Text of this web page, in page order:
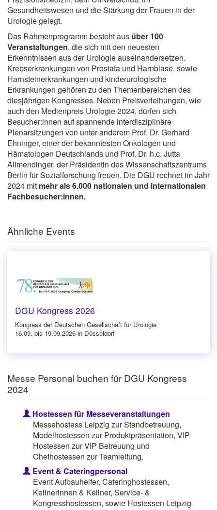
Gesundheitswesen und die Stärkung der Frauen in der
Urologie gelegt.
Das Rahmenprogramm besteht aus über 100
Veranstaltungen, die sich mit den neuesten
Erkenntnissen aus der Urologie auseinandersetzen.
Krebserkrankungen von Prostata und Harnblase, sowie
Harnsteinerkrankungen und kinderurologische
Erkrankungen gehören zu den Themenbereichen des
diesjährigen Kongresses. Neben Preisverleihungen, wie
auch den Medienpreis Urologie 2024, dürfen sich
Besucher:innen auf spannende interdisziplinäre
Plenarsitzungen von unter anderem Prof. Dr. Gerhard
Ehninger, einer der bekanntesten Onkologen und
Hämatologen Deutschlands und Prof. Dr. h.c. Jutta
Allmendinger, der Präsidentin des Wissenschaftszentrums
Berlin für Sozialforschung freuen. Die DGU rechnet im Jahr
2024 mit mehr als 6.000 nationalen und internationalen
Fachbesucher:innen.
Ähnliche Events
DGU Kongress 2026
Kongress der Deutschen Gesellschaft für Urologie
16.09. bis 19.09.2026 in Düsseldorf
Messe Personal buchen für DGU Kongress
2024
Hostessen für Messeveranstaltungen
Messehostess Leipzig zur Standbetreuung,
Modelhostessen zur Produktpräsentation, VIP
Hostessen zur VIP Betreuung und
Chefhostessen zur Teamleitung.
Event & Cateringpersonal
Event Aufbauhelfer, Cateringhostessen,
Kellnerinnen & Kellner, Service- &
Kongresshostessen, sowie Hostessen Leipzig